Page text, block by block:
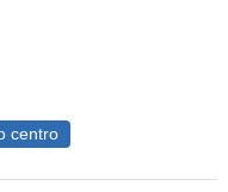
centro